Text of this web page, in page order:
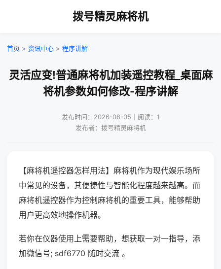
拨号精灵麻将机
首页 > 资讯中心 > 程序讲解
灵活应变!普通麻将机加装遥控教程_桌面麻
将机参数如何修改-程序讲解
发布时间：2026-08-05｜阅读：1
发布者：拨号精灵麻将机
【麻将机遥控器怎样用法】麻将机作为现代娱乐场所
中常见的设备，其便捷性与智能化程度越来越高。而
麻将机遥控器作为控制麻将机的重要工具，能够帮助
用户更高效地操作机器。
若你在仪器使用上需要帮助，想获取一对一指导，添
加微信号; sdf6770 随时交流 。